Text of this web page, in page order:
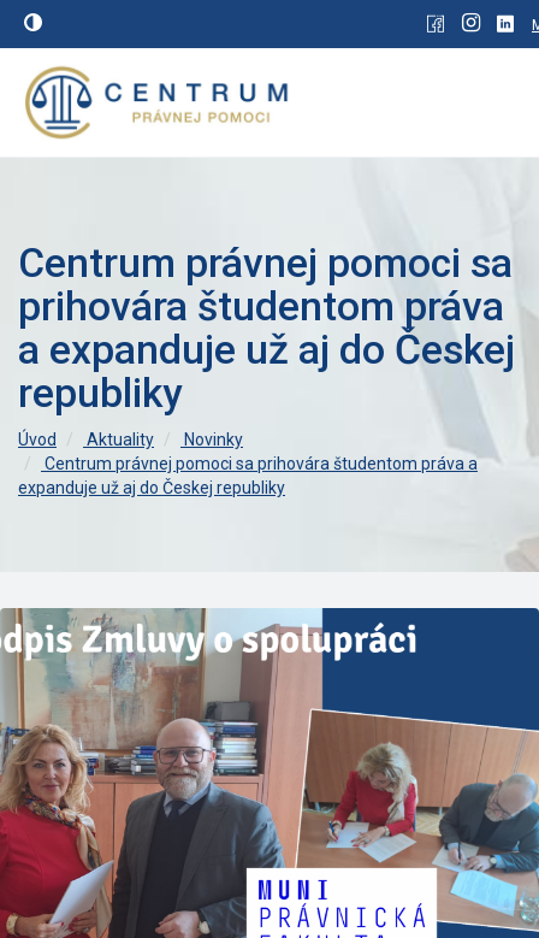
Centrum právnej pomoci sa
prihovára študentom práva
a expanduje už aj do Českej
republiky
Úvod Aktuality
Novinky
Centrum právnej pomoci sa prihovára študentom práva a
expanduje už aj do Českej republiky